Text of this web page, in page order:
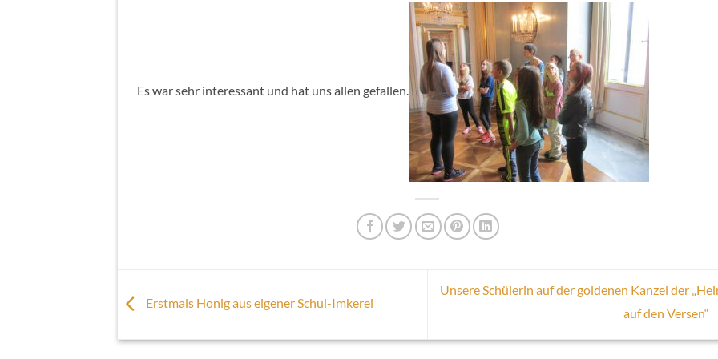
Es war sehr interessant und hat uns allen gefallen.
Erstmals Honig aus eigener Schul-Imkerei
Unsere Schülerin auf der goldenen Kanzel der
auf den Versen“